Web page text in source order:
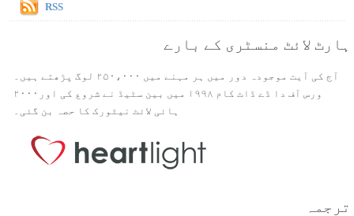
RSS
ہارٹ لائٹ منسٹری کے بارے
آج کی آیت موجودہ دور میں ہر مہنے میں ۲۵۰،۰۰۰ لوگ پڑھتے ہیں۔
ورس آف دا ڈے ڈاٹ کام ۱۹۹۸ میں بین سٹیڈ نے شروع کی اور۲۰۰۰
ہائی لائٹ نیٹورک کا حصہ بن گئی۔
ترجمہ